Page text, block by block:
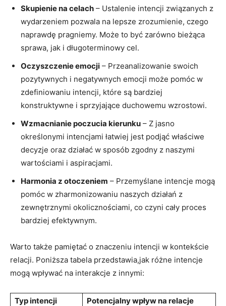
Skupienie na celach – Ustalenie intencji związanych z
wydarzeniem pozwala na lepsze⁤ zrozumienie, ⁢czego
naprawdę pragniemy. ​Może to być zarówno‍ bieżąca
sprawa, jak⁤ i długoterminowy cel.
Oczyszczenie emocji – Przeanalizowanie swoich⁢
pozytywnych i negatywnych⁢ emocji może pomóc w
zdefiniowaniu intencji, które są bardziej
konstruktywne i sprzyjające duchowemu wzrostowi.
Wzmacnianie‍ poczucia kierunku – Z jasno
‌określonymi intencjami łatwiej jest podjąć właściwe
decyzje⁢ oraz działać w sposób ​zgodny z naszymi
wartościami i aspiracjami.
Harmonia⁢ z otoczeniem – Przemyślane intencje mogą
pomóc w zharmonizowaniu naszych działań z
zewnętrznymi⁣ okolicznościami, co ⁢czyni ​cały‌ proces
bardziej efektywnym.
Warto także pamiętać o znaczeniu intencji w kontekście‍
relacji. Poniższa ⁤tabela przedstawia,jak różne intencje
mogą wpływać na interakcje z innymi:
Typ intencji
Potencjalny wpływ na relacje